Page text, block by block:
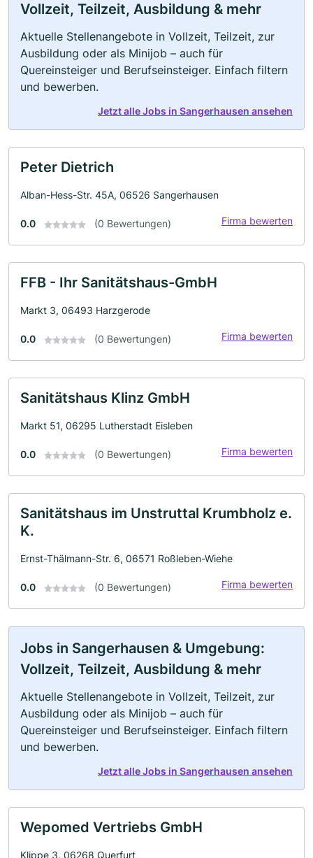
Vollzeit, Teilzeit, Ausbildung & mehr
Aktuelle Stellenangebote in Vollzeit, Teilzeit, zur
Ausbildung oder als Minijob – auch für
Quereinsteiger und Berufseinsteiger. Einfach filtern
und bewerben.
Jetzt alle Jobs in Sangerhausen ansehen
Peter Dietrich
Alban-Hess-Str. 45A, 06526 Sangerhausen
0.0 (0 Bewertungen) Firma bewerten
FFB - Ihr Sanitätshaus-GmbH
Markt 3, 06493 Harzgerode
0.0 (0 Bewertungen) Firma bewerten
Sanitätshaus Klinz GmbH
Markt 51, 06295 Lutherstadt Eisleben
0.0 (0 Bewertungen) Firma bewerten
Sanitätshaus im Unstruttal Krumbholz e.
K.
Ernst-Thälmann-Str. 6, 06571 Roßleben-Wiehe
0.0 (0 Bewertungen) Firma bewerten
Jobs in Sangerhausen & Umgebung:
Vollzeit, Teilzeit, Ausbildung & mehr
Aktuelle Stellenangebote in Vollzeit, Teilzeit, zur
Ausbildung oder als Minijob – auch für
Quereinsteiger und Berufseinsteiger. Einfach filtern
und bewerben.
Jetzt alle Jobs in Sangerhausen ansehen
Wepomed Vertriebs GmbH
Klippe 3, 06268 Querfurt